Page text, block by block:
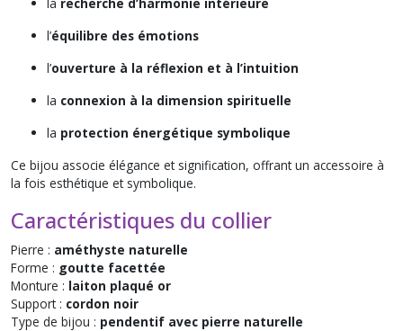
l’équilibre des émotions
l’ouverture à la réflexion et à l’intuition
la connexion à la dimension spirituelle
la protection énergétique symbolique
Ce bijou associe élégance et signification, offrant un accessoire à
la fois esthétique et symbolique.
Caractéristiques du collier
Pierre : améthyste naturelle
Forme : goutte facettée
Monture : laiton plaqué or
Support : cordon noir
Type de bijou : pendentif avec pierre naturelle